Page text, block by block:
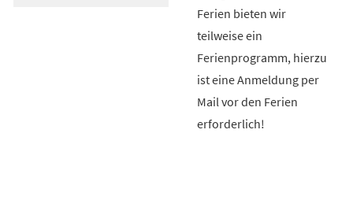
Ferien bieten wir
teilweise ein
Ferienprogramm, hierzu
ist eine Anmeldung per
Mail vor den Ferien
erforderlich!